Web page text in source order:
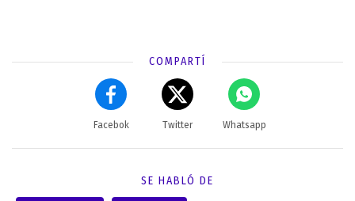
COMPARTÍ
Facebok Twitter Whatsapp
SE HABLÓ DE